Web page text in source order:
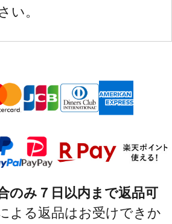
い。
のみ７日以内まで返品可
よる返品はお受けできか